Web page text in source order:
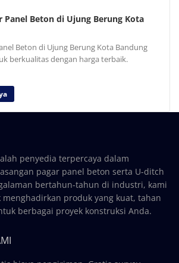
Panel Beton di Ujung Berung Kota
Beton di Ujung Berung Kota Bandung
berkualitas dengan harga terbaik.
penyedia terpercaya dalam
pagar panel beton serta U-ditch
bertahun-tahun di industri, kami
produk yang kuat, tahan
berbagai proyek konstruksi Anda.